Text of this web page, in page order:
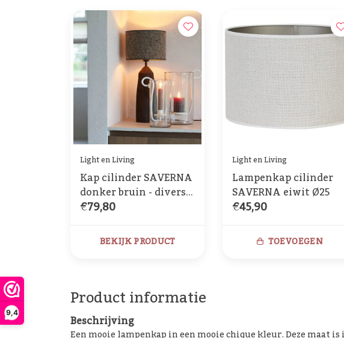
9,4
Light en Living
Kap cilinder SAVERNA
donker bruin - diverse
afmetingen
€79,80
BEKIJK PRODUCT
Light en Living
Lampenkap cilinder
SAVERNA eiwit Ø25
€45,90
TOEVOEGEN
Product informatie
Beschrijving